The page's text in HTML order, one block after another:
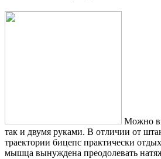
Можно
так и двумя руками. В отличии от
траектории бицепс практически
мышца вынуждена преодолевать